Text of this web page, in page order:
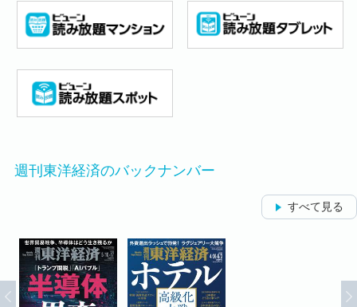
週刊東洋経済のバックナンバー
すべて見る